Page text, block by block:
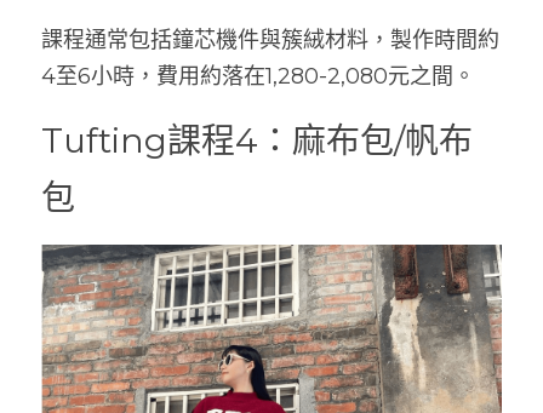
課程通常包括鐘芯機件與簇絨材料，製作時間約
4至6小時，費用約落在1,280-2,080元之間。
Tufting課程4：麻布包/帆布
包